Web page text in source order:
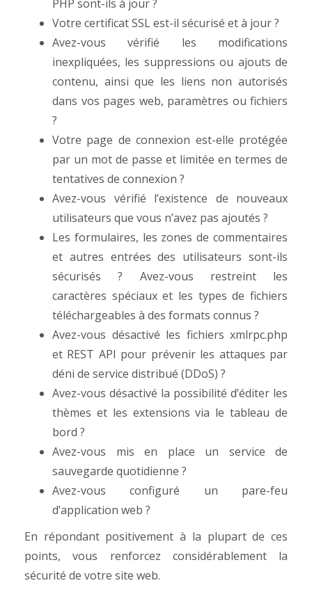
PHP sont-ils à jour ?
Votre certificat SSL est-il sécurisé et à jour ?
Avez-vous vérifié les modifications
inexpliquées, les suppressions ou ajouts de
contenu, ainsi que les liens non autorisés
dans vos pages web, paramètres ou fichiers
?
Votre page de connexion est-elle protégée
par un mot de passe et limitée en termes de
tentatives de connexion ?
Avez-vous vérifié l’existence de nouveaux
utilisateurs que vous n’avez pas ajoutés ?
Les formulaires, les zones de commentaires
et autres entrées des utilisateurs sont-ils
sécurisés ? Avez-vous restreint les
caractères spéciaux et les types de fichiers
téléchargeables à des formats connus ?
Avez-vous désactivé les fichiers xmlrpc.php
et REST API pour prévenir les attaques par
déni de service distribué (DDoS) ?
Avez-vous désactivé la possibilité d’éditer les
thèmes et les extensions via le tableau de
bord ?
Avez-vous mis en place un service de
sauvegarde quotidienne ?
Avez-vous configuré un pare-feu
d’application web ?
En répondant positivement à la plupart de ces
points, vous renforcez considérablement la
sécurité de votre site web.